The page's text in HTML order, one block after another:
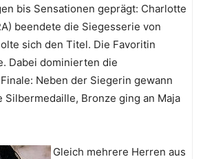
bis Sensationen geprägt: Charlotte
beendete die Siegesserie von
sich den Titel. Die Favoritin
Dabei dominierten die
Neben der Siegerin gewann
Silbermedaille, Bronze ging an Maja
Gleich mehrere Herren aus